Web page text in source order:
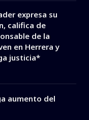
expresa su
califica de
de la
en Herrera y
justicia*
aumento del